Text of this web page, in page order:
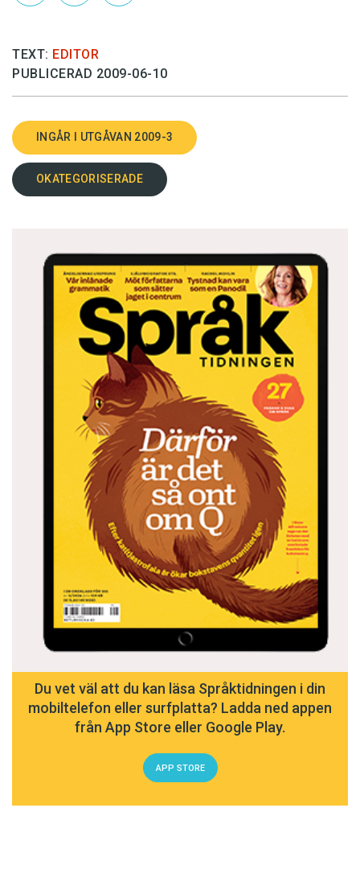
TEXT: EDITOR
PUBLICERAD 2009-06-10
INGÅR I UTGÅVAN 2009-3
OKATEGORISERADE
Du vet väl att du kan läsa Språktidningen i din
mobiltelefon eller surfplatta? Ladda ned appen
från App Store eller Google Play.
APP STORE